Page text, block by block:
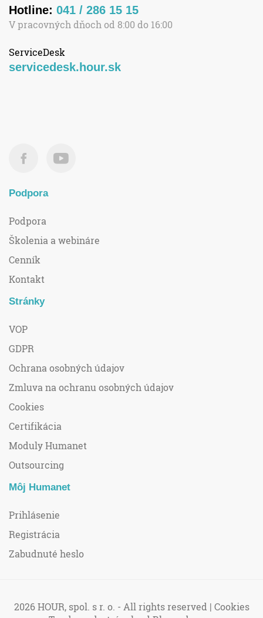
Hotline: 041 / 286 15 15
V pracovných dňoch od 8:00 do 16:00
ServiceDesk
servicedesk.hour.sk
Podpora
Podpora
Školenia a webináre
Cenník
Kontakt
Stránky
VOP
GDPR
Ochrana osobných údajov
Zmluva na ochranu osobných údajov
Cookies
Certifikácia
Moduly Humanet
Outsourcing
Môj Humanet
Prihlásenie
Registrácia
Zabudnuté heslo
2026 HOUR, spol. s r. o. - All rights reserved | Cookies